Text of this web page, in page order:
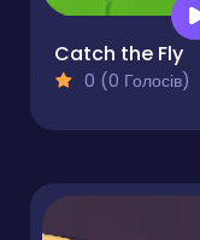
Catch the Fly
0 (0 Голосів)